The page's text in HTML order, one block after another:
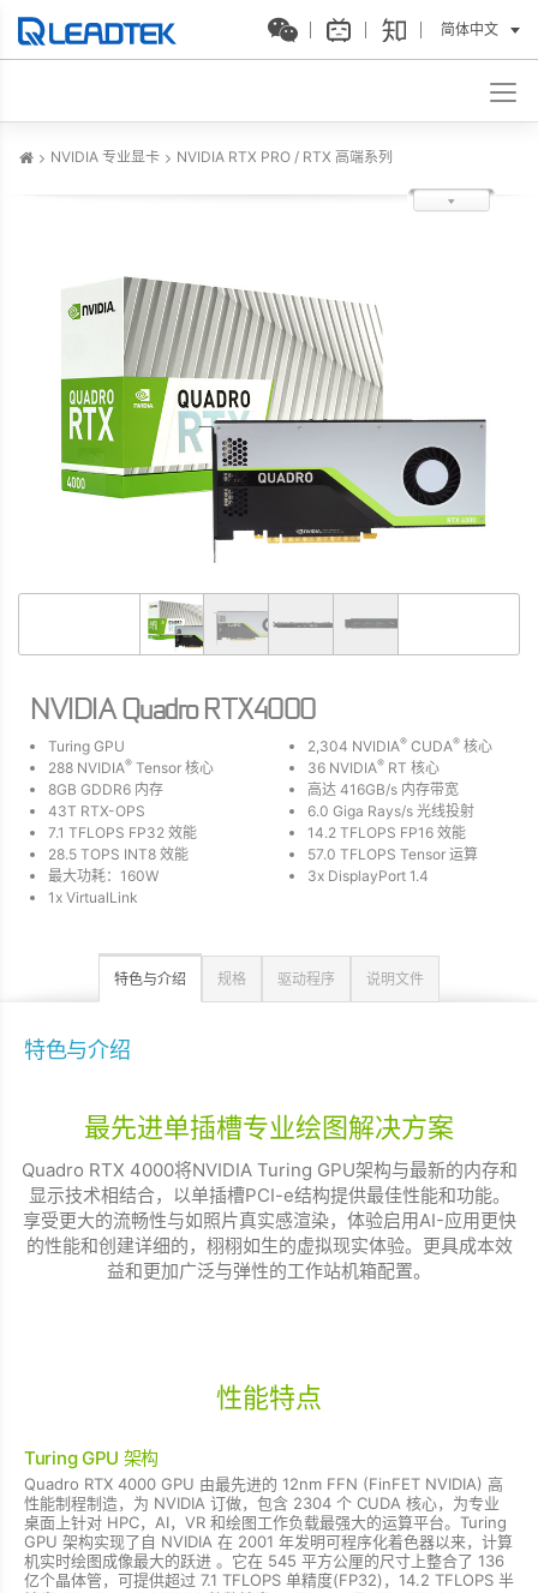
简体中文
NVIDIA 专业显卡 NVIDIA RTX PRO / RTX 高端系列
NVIDIA Quadro RTX4000
Turing GPU 2,304 NVIDIA® CUDA® 核心
288 NVIDIA® Tensor 核心 36 NVIDIA® RT 核心
8GB GDDR6 内存
高达 416GB/s 内存带宽
43T RTX-OPS
6.0 Giga Rays/s 光线投射
7.1 TFLOPS FP32 效能
14.2 TFLOPS FP16 效能
28.5 TOPS INT8 效能
57.0 TFLOPS Tensor 运算
最大功耗：160W
3x DisplayPort 1.4
1x VirtualLink
特色与介绍 规格 驱动程序 说明文件
特色与介绍
最先进单插槽专业绘图解决方案
Quadro RTX 4000将NVIDIA Turing GPU架构与最新的内存和
显示技术相结合，以单插槽PCI-e结构提供最佳性能和功能。
享受更大的流畅性与如照片真实感渲染，体验启用AI-应用更快
的性能和创建详细的，栩栩如生的虚拟现实体验。更具成本效
益和更加广泛与弹性的工作站机箱配置。
性能特点
Turing GPU 架构
Quadro RTX 4000 GPU 由最先进的 12nm FFN (FinFET NVIDIA) 高
性能制程制造，为 NVIDIA 订做，包含 2304 个 CUDA 核心，为专业
桌面上针对 HPC，AI，VR 和绘图工作负载最强大的运算平台。Turing
GPU 架构实现了自 NVIDIA 在 2001 年发明可程序化着色器以来，计算
机实时绘图成像最大的跃进 。它在 545 平方公厘的尺寸上整合了 136
亿个晶体管，可提供超过 7.1 TFLOPS 单精度(FP32)，14.2 TFLOPS 半